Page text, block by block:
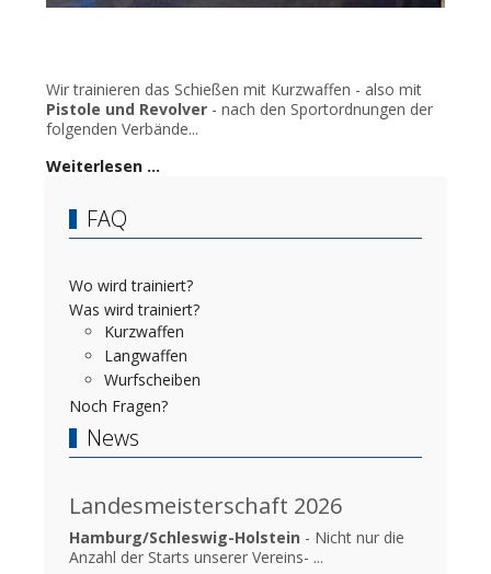
Wir trainieren das Schießen mit Kurzwaffen - also mit
Pistole und Revolver - nach den Sportordnungen der
folgenden Verbände...
Weiterlesen …
FAQ
Wo wird trainiert?
Was wird trainiert?
Kurzwaffen
Langwaffen
Wurfscheiben
Noch Fragen?
News
Landesmeisterschaft 2026
Hamburg/Schleswig-Holstein - Nicht nur die
Anzahl der Starts unserer Vereins- ...